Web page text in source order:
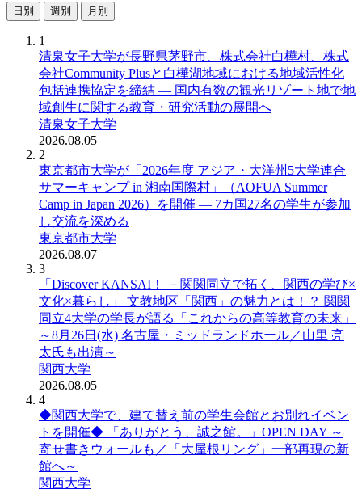
日別 週別 月別
1
清泉女子大学が長野県茅野市、株式会社白樺村、株式
会社Community Plusと白樺湖地域における地域活性化
包括連携協定を締結 ― 国内有数の観光リゾート地で地
域創生に関する教育・研究活動の展開へ
清泉女子大学
2026.08.05
2
東京都市大学が「2026年度 アジア・大洋州5大学連合
サマーキャンプ in 湘南国際村」（AOFUA Summer
Camp in Japan 2026）を開催 ― 7カ国27名の学生が参加
し交流を深める
東京都市大学
2026.08.07
3
「Discover KANSAI！ －関関同立で拓く、関西の学び×
文化×暮らし」 文教地区「関西」の魅力とは！？ 関関
同立4大学の学長が語る「これからの高等教育の未来」
～8月26日(水) 名古屋・ミッドランドホール／山里 亮
太氏も出演～
関西大学
2026.08.05
4
◆関西大学で、建て替え前の学生会館とお別れイベン
トを開催◆ 「ありがとう、誠之館。」OPEN DAY ～
寄せ書きウォールも／「大屋根リング」一部再現の新
館へ～
関西大学